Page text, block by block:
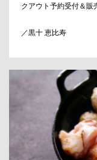
クアウト予約受付＆販
／黒十 恵比寿